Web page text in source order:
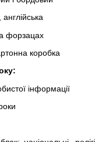
форзацах
коробка
інформації